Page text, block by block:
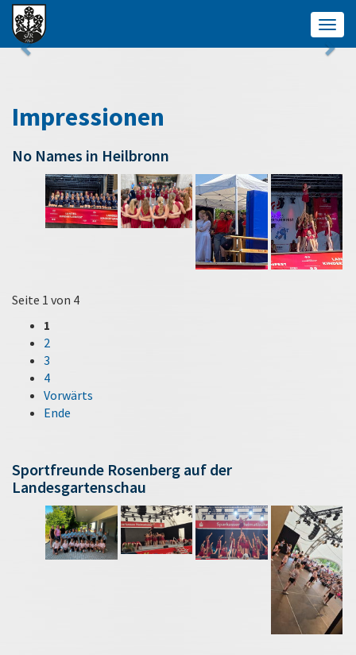
Impressionen
No Names in Heilbronn
Seite 1 von 4
1
2
3
4
Vorwärts
Ende
Sportfreunde Rosenberg auf der
Landesgartenschau